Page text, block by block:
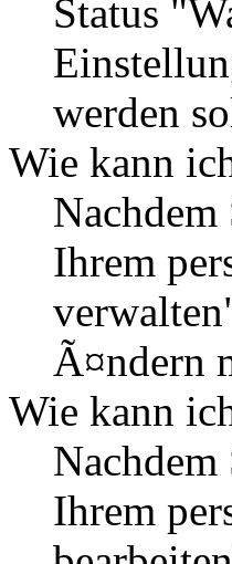
Status
werden
Wie kann
Ihrem
Ã¤ndern
Wie kann
Ihrem